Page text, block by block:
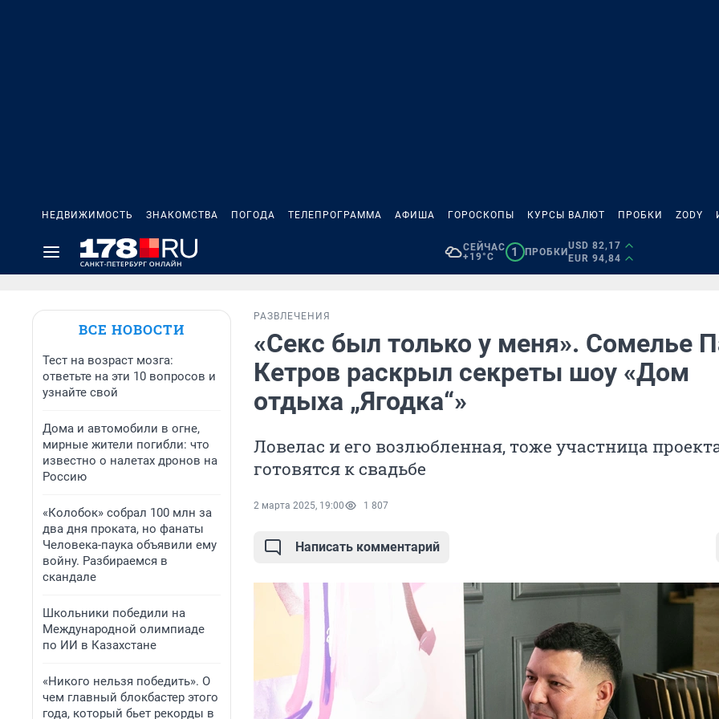
НЕДВИЖИМОСТЬ ЗНАКОМСТВА ПОГОДА ТЕЛЕПРОГРАММА АФИША ГОРОСКОПЫ КУРСЫ ВАЛЮТ ПРОБКИ ZODY
СЕЙЧАС
+19°C
1 ПРОБКИ
USD 82,17
EUR 94,84
ВСЕ НОВОСТИ
Тест на возраст мозга:
ответьте на эти 10 вопросов и
узнайте свой
Дома и автомобили в огне,
мирные жители погибли: что
известно о налетах дронов на
Россию
«Колобок» собрал 100 млн за
два дня проката, но фанаты
Человека-паука объявили ему
войну. Разбираемся в
скандале
Школьники победили на
Международной олимпиаде
по ИИ в Казахстане
«Никого нельзя победить». О
чем главный блокбастер этого
года, который бьет рекорды в
РАЗВЛЕЧЕНИЯ
«Секс был только у меня». Сомелье
Кетров раскрыл секреты шоу «Дом
отдыха „Ягодка“»
Ловелас и его возлюбленная, тоже участница
готовятся к свадьбе
2 марта 2025, 19:00 1 807
Написать комментарий